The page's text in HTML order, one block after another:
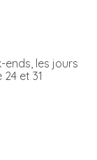
ends, les jours
et 31